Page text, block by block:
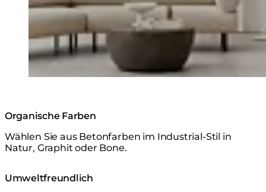
Organische Farben
Wählen Sie aus Betonfarben im Industrial-Stil in
Natur, Graphit oder Bone.
Umweltfreundlich